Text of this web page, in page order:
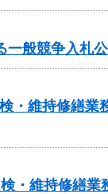
一般競争入札
・維持修繕
・維持修繕